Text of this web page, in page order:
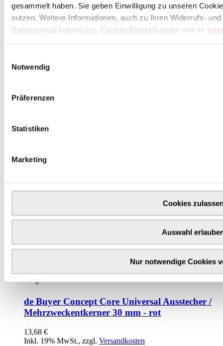
gesammelt haben. Sie geben Einwilligung zu unseren
nutzen. Weitere Informationen, auch zu Ihren Widerrufs-
Datenschutzhinweisen, Cookie-Einstellungen und im
Notwendig
Präferenzen
Statistiken
Marketing
Cookies
Auswahl
Nur notwendige Cookies
Lieferzeit: vorrätig = 1*-3 Tage
(in Deutschland / international abweichend)
In den Warenkorb
de Buyer Concept Core Universal Ausstecher /
Mehrzweckentkerner 30 mm - rot
13,68 €
Inkl. 19% MwSt., zzgl. Versandkosten